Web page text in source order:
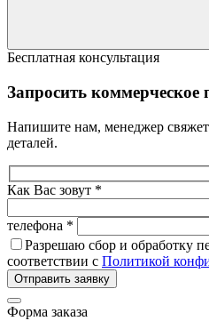
Бесплатная консультация
Запросить коммерческое
Напишите нам, менеджер
деталей.
Как Вас зовут *
телефона *
Разрешаю сбор и обработку
соответствии с Политикой
Отправить заявку
Форма заказа